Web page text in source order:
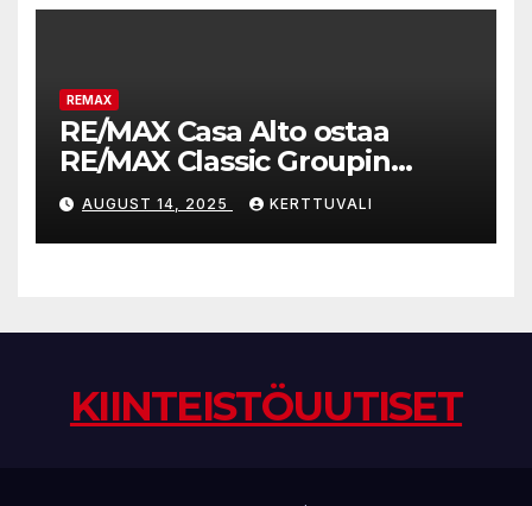
REMAX
RE/MAX Casa Alto ostaa
RE/MAX Classic Groupin
liiketoiminnan
AUGUST 14, 2025 KERTTUVALI
KIINTEISTÖUUTISET